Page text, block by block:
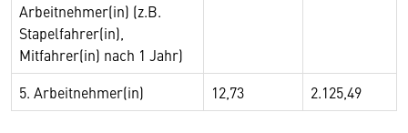
Arbeitnehmer(in) (z.B.
Stapelfahrer(in),
Mitfahrer(in) nach 1 Jahr)
5. Arbeitnehmer(in) 12,73 2.125,49